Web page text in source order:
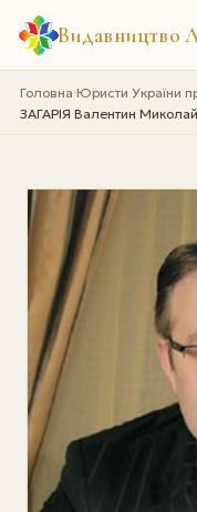
Видавництво
Головна›Юристи України
ЗАГАРІЯ Валентин